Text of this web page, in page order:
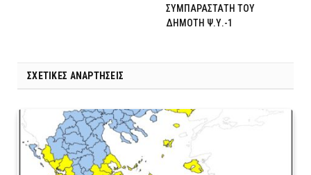
ΣΥΜΠΑΡΑΣΤΑΤΗ ΤΟΥ
ΔΗΜΟΤΗ Ψ.Υ.-1
ΣΧΕΤΙΚΈΣ ΑΝΑΡΤΉΣΕΙΣ